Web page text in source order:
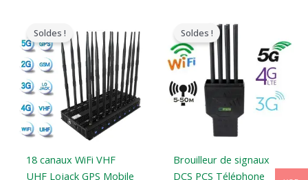
Soldes !
18 canaux WiFi VHF
UHF Lojack GPS Mobile
original
était
:
$1,399.00.
actuel
est
:
$719.88.
Soldes !
Brouilleur de signaux
DCS PCS Téléphone
prix
original
était
:
$1,199.00.
est
$735.99.